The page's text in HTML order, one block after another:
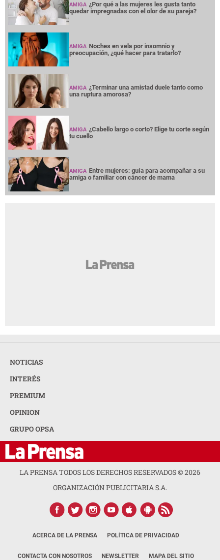
AMIGA ¿Por qué a las mujeres les gusta tanto
quedar impregnadas con el olor de su pareja?
AMIGA Noches en vela por insomnio y
preocupación, ¿qué hacer para tratarlo?
AMIGA ¿Terminar una amistad duele tanto como
una ruptura amorosa?
AMIGA ¿Cabello largo o corto? Elige tu corte según
tu cuello
AMIGA Entre mujeres: guía para acompañar a su
amiga o familiar con cáncer de mama
NOTICIAS
INTERÉS
PREMIUM
OPINION
GRUPO OPSA
LA PRENSA TODOS LOS DERECHOS RESERVADOS ©2026
ORGANIZACIÓN PUBLICITARIA S.A.
ACERCA DE LA PRENSA POLÍTICA DE PRIVACIDAD
CONTACTA CON NOSOTROS NEWSLETTER MAPA DEL SITIO